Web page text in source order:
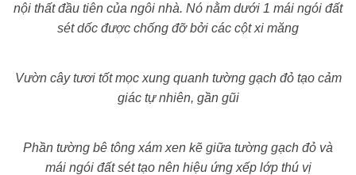
nội thất đầu tiên của ngôi nhà. Nó nằm dưới 1 mái ngói đất
sét dốc được chống đỡ bởi các cột xi măng
Vườn cây tươi tốt mọc xung quanh tường gạch đỏ tạo cảm
giác tự nhiên, gần gũi
Phần tường bê tông xám xen kẽ giữa tường gạch đỏ và
mái ngói đất sét tạo nên hiệu ứng xếp lớp thú vị